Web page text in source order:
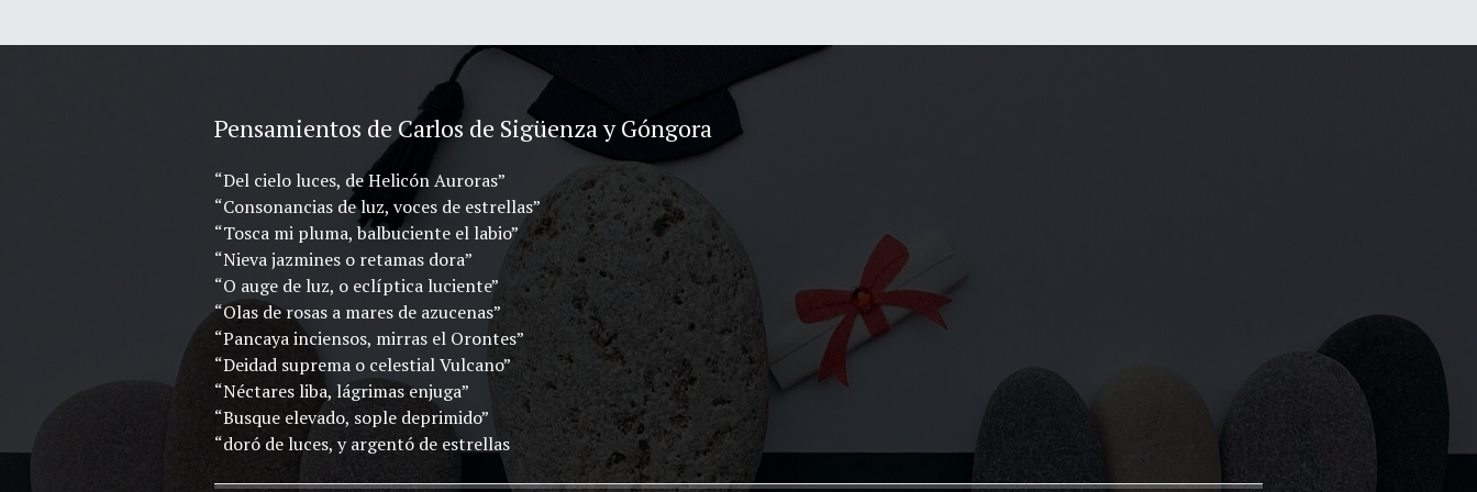
Pensamientos de Carlos de Sigüenza y Góngora
“Del cielo luces, de Helicón Auroras”
“Consonancias de luz, voces de estrellas”
“Tosca mi pluma, balbuciente el labio”
“Nieva jazmines o retamas dora”
“O auge de luz, o eclíptica luciente”
“Olas de rosas a mares de azucenas”
“Pancaya inciensos, mirras el Orontes”
“Deidad suprema o celestial Vulcano”
“Néctares liba, lágrimas enjuga”
“Busque elevado, sople deprimido”
“doró de luces, y argentó de estrellas